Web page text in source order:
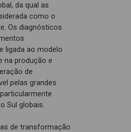
da qual as
como o
Os diagnósticos
ligada ao modelo
na produção e
de
pelas grandes
Sul globais.
de transformação